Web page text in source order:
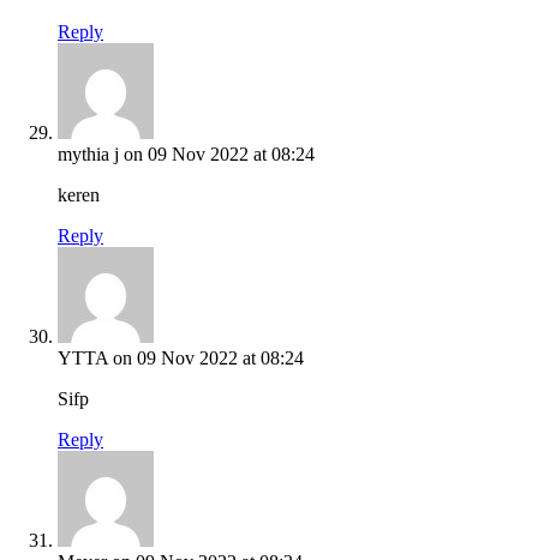
Reply
mythia j on 09 Nov 2022 at 08:24
keren
Reply
YTTA on 09 Nov 2022 at 08:24
Sifp
Reply